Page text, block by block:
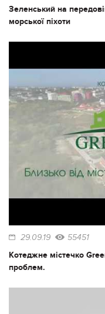
Зеленський на
морської піхоти
29.09.19 55451
Котеджне містечко
проблем.